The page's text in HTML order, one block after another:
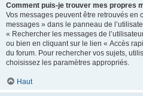
Comment puis-je trouver mes propres
Vos messages peuvent être retrouvés en
messages » dans le panneau de
« Rechercher les messages de
ou bien en cliquant sur le lien « Accès
du forum. Pour rechercher vos sujets,
choisissez les paramètres appropriés.
Haut